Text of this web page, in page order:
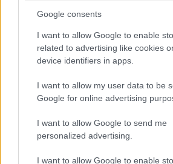
Google consents
I want to allow Google to enable
related to advertising like cookies
device identifiers in apps.
I want to allow my user data to be
Google for online advertising
I want to allow Google to send me
personalized advertising.
I want to allow Google to enable
NECROLOGIE
Mario Malu